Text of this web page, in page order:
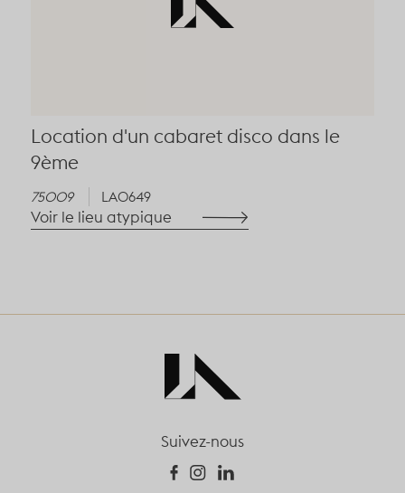
Location d'un cabaret disco dans le
9ème
75009 LA0649
Voir le lieu atypique
Suivez-nous